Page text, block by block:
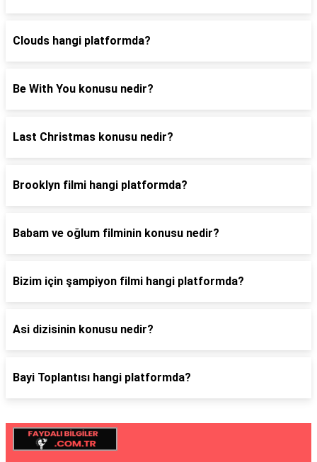
Clouds hangi platformda?
Be With You konusu nedir?
Last Christmas konusu nedir?
Brooklyn filmi hangi platformda?
Babam ve oğlum filminin konusu nedir?
Bizim için şampiyon filmi hangi platformda?
Asi dizisinin konusu nedir?
Bayi Toplantısı hangi platformda?